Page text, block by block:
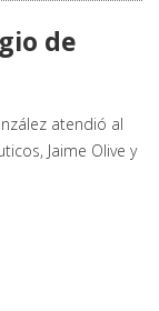
de
atendió al
Jaime Olive y